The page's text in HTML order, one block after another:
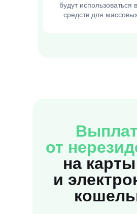
будут использоваться
средств для
от
на
и